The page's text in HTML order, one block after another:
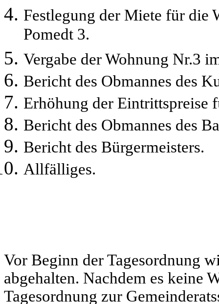
Festlegung der Miete für die
Pomedt 3.
Vergabe der Wohnung Nr.3
Bericht des Obmannes des
Erhöhung der Eintrittspreise
Bericht des Obmannes des
Bericht des Bürgermeisters.
Allfälliges.
Vor Beginn der Tagesordnung
abgehalten. Nachdem es keine
Tagesordnung zur